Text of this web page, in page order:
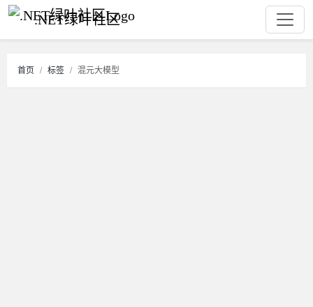
.NET绿叶社区
首页 标签 混元大模型